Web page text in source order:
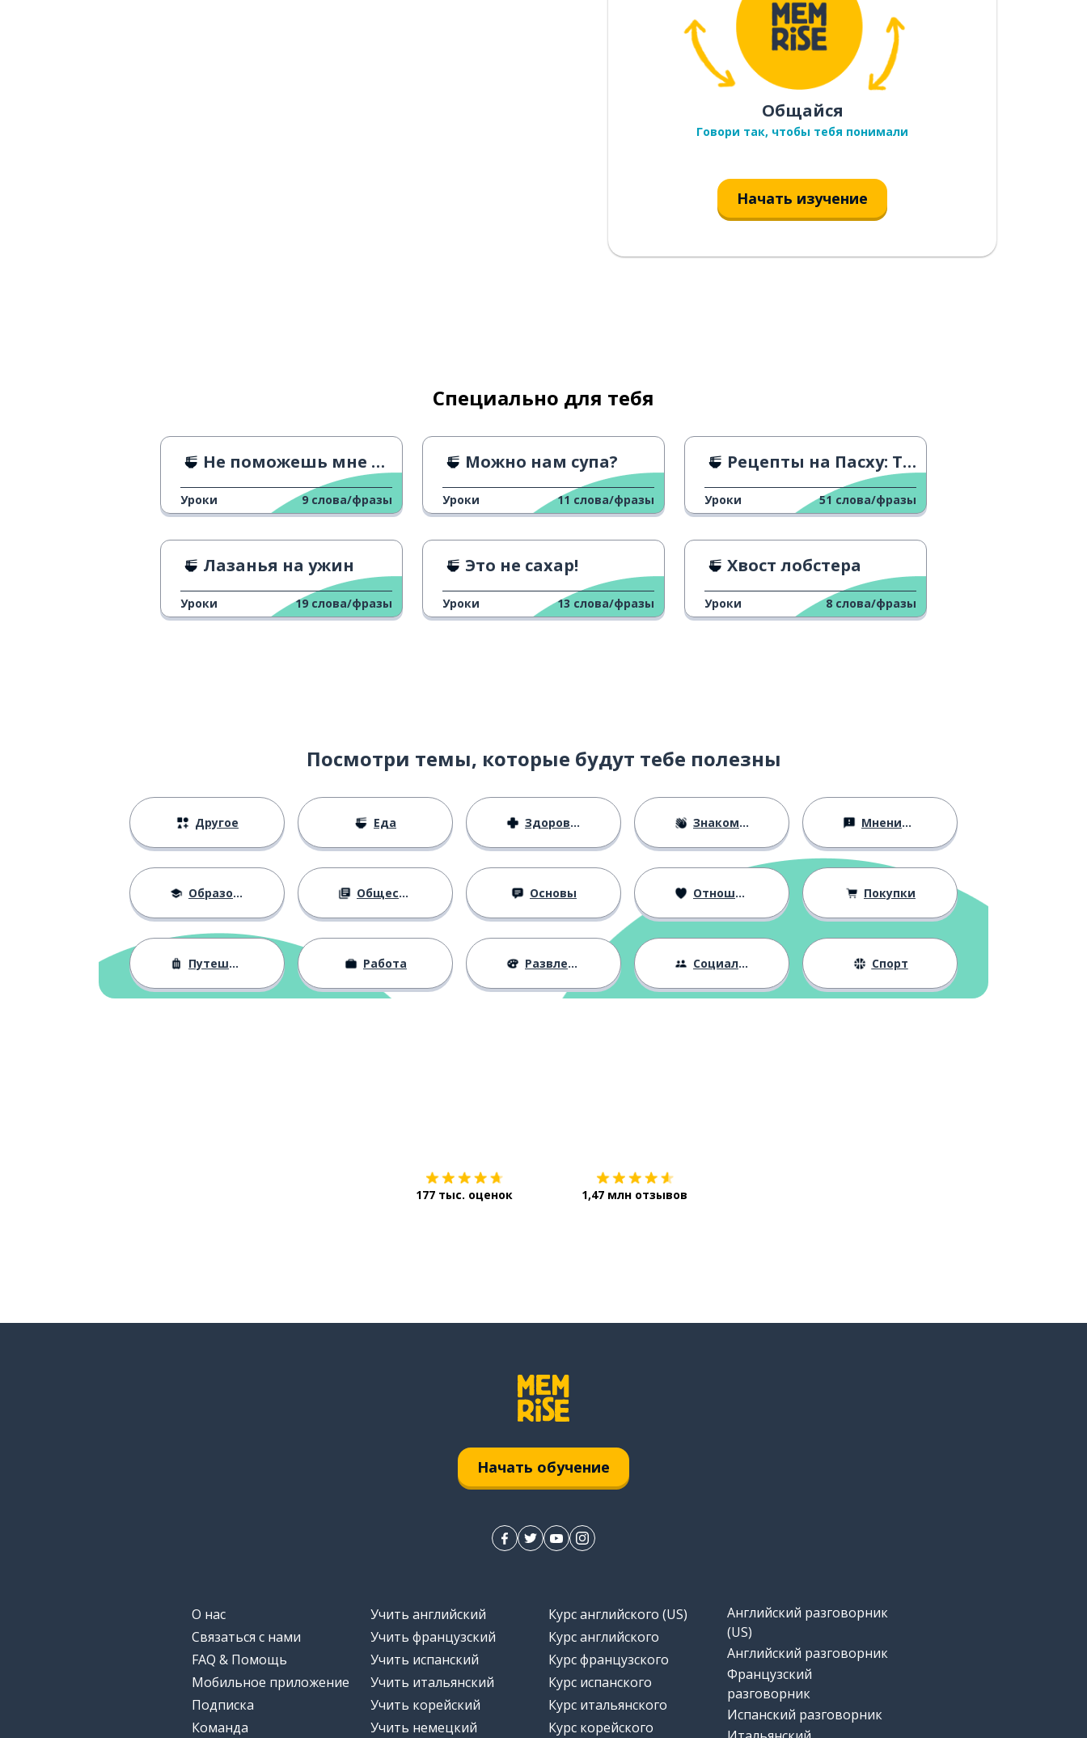
Общайся
Говори так, чтобы тебя понимали
Начать изучение
Специально для тебя
Не поможешь мне приготовить ужин?
Уроки 9 слова/фразы
Можно нам супа?
Уроки 11 слова/фразы
Рецепты на Пасху: Торрихас
Уроки 51 слова/фразы
Лазанья на ужин
Уроки 19 слова/фразы
Это не сахар!
Уроки 13 слова/фразы
Хвост лобстера
Уроки 8 слова/фразы
Посмотри темы, которые будут тебе полезны
Другое Еда Здоровье Знакомство Мнения и убеждения
Образование Общество Основы Отношения Покупки
Путешествия Работа Развлечения Социальная жизнь Спорт
177 тыс. оценок 1,47 млн отзывов
Начать обучение
О нас
Связаться с нами
FAQ & Помощь
Мобильное приложение
Подписка
Команда
Учить английский
Учить французский
Учить испанский
Учить итальянский
Учить корейский
Учить немецкий
Курс английского (US)
Курс английского
Курс французского
Курс испанского
Курс итальянского
Курс корейского
Английский разговорник
(US)
Английский разговорник
Французский
разговорник
Испанский разговорник